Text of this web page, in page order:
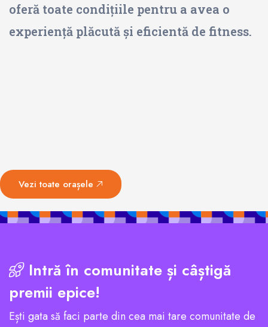
oferă toate condițiile pentru a avea o
experiență plăcută și eficientă de fitness.
Vezi toate orașele
Intră în comunitate și câștigă
premii epice!
Ești gata să faci parte din cea mai tare comunitate de